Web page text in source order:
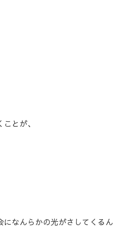
とが、
なんらかの光がさしてくるん